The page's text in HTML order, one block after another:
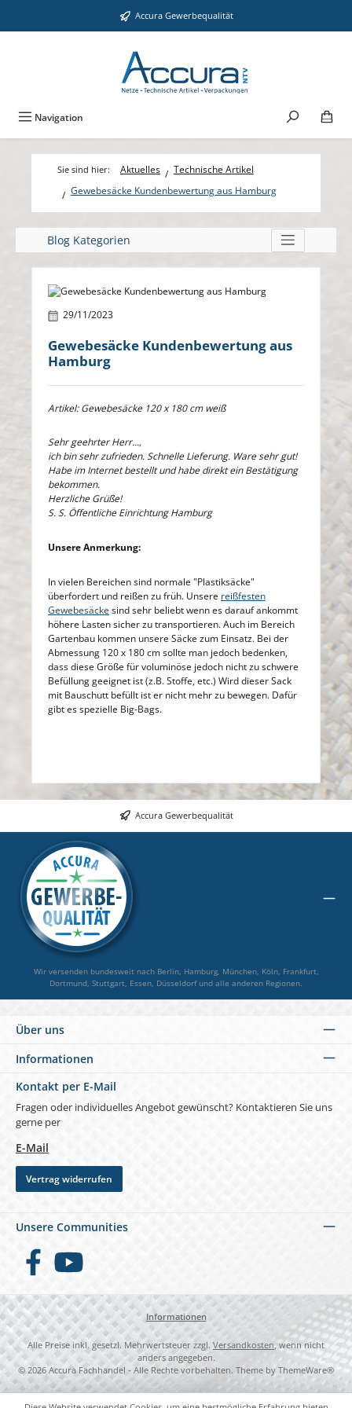
Zum Hauptinhalt springen Accura Gewerbequalität
Navigation
Aktuelles
Technische Artikel
Gewebesäcke Kundenbewertung aus Hamburg
Blog Kategorien
Bildergalerie überspringen
29/11/2023
Gewebesäcke Kundenbewertung aus
Hamburg
Artikel: Gewebesäcke 120 x 180 cm weiß
Sehr geehrter Herr...,
ich bin sehr zufrieden. Schnelle Lieferung. Ware sehr gut!
Habe im Internet bestellt und habe direkt ein Bestätigung
bekommen.
Herzliche Grüße!
S. S. Öffentliche Einrichtung Hamburg
Unsere Anmerkung:
In vielen Bereichen sind normale "Plastiksäcke"
überfordert und reißen zu früh. Unsere reißfesten
Gewebesäcke sind sehr beliebt wenn es darauf ankommt
höhere Lasten sicher zu transportieren. Auch im Bereich
Gartenbau kommen unsere Säcke zum Einsatz. Bei der
Abmessung 120 x 180 cm sollte man jedoch bedenken,
dass diese Größe für voluminöse jedoch nicht zu schwere
Befüllung geeignet ist (z.B. Stoffe, etc.) Wird dieser Sack
mit Bauschutt befüllt ist er nicht mehr zu bewegen. Dafür
gibt es spezielle Big-Bags.
Accura Gewerbequalität
Wir versenden bundesweit nach Berlin, Hamburg, München, Köln, Frankfurt,
Dortmund, Stuttgart, Essen, Düsseldorf und alle anderen Regionen.
Über uns
Informationen
Kontakt per E-Mail
Fragen oder individuelles Angebot gewünscht? Kontaktieren Sie uns
gerne per
E-Mail
Vertrag widerrufen
Unsere Communities
FacebookYouTube
Informationen
Alle Preise inkl. gesetzl. Mehrwertsteuer zzgl. Versandkosten, wenn nicht
anders angegeben.
© 2026 Accura Fachhandel - Alle Rechte vorbehalten. Theme by ThemeWare®